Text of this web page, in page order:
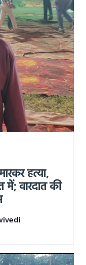
हत्या,
में; वारदात की